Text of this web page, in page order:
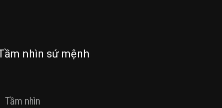
nhìn sứ mệnh
Tầm nhìn